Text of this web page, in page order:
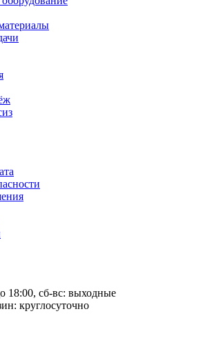
18:00, сб-вс: выходные
круглосуточно